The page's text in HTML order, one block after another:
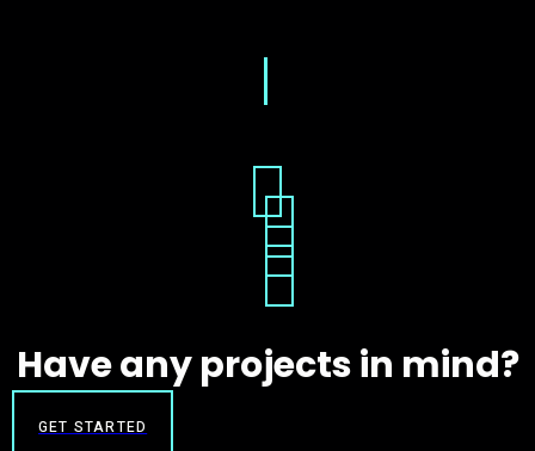
Have any projects in mind?
GET STARTED